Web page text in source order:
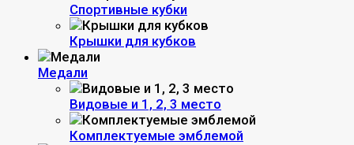
Спортивные кубки
Крышки для кубков
Медали
Видовые и 1, 2, 3 место
Комплектуемые эмблемой